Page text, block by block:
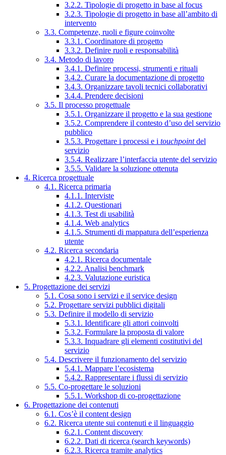
3.2.2. Tipologie di progetto in base al focus
3.2.3. Tipologie di progetto in base all’ambito di
intervento
3.3. Competenze, ruoli e figure coinvolte
3.3.1. Coordinatore di progetto
3.3.2. Definire ruoli e responsabilità
3.4. Metodo di lavoro
3.4.1. Definire processi, strumenti e rituali
3.4.2. Curare la documentazione di progetto
3.4.3. Organizzare tavoli tecnici collaborativi
3.4.4. Prendere decisioni
3.5. Il processo progettuale
3.5.1. Organizzare il progetto e la sua gestione
3.5.2. Comprendere il contesto d’uso del servizio
pubblico
3.5.3. Progettare i processi e i touchpointdel
servizio
3.5.4. Realizzare l’interfaccia utente del servizio
3.5.5. Validare la soluzione ottenuta
4. Ricerca progettuale
4.1. Ricerca primaria
4.1.1. Interviste
4.1.2. Questionari
4.1.3. Test di usabilità
4.1.4. Web analytics
4.1.5. Strumenti di mappatura dell’esperienza
utente
4.2. Ricerca secondaria
4.2.1. Ricerca documentale
4.2.2. Analisi benchmark
4.2.3. Valutazione euristica
5. Progettazione dei servizi
5.1. Cosa sono i servizi e il service design
5.2. Progettare servizi pubblici digitali
5.3. Definire il modello di servizio
5.3.1. Identificare gli attori coinvolti
5.3.2. Formulare la proposta di valore
5.3.3. Inquadrare gli elementi costitutivi del
servizio
5.4. Descrivere il funzionamento del servizio
5.4.1. Mappare l’ecosistema
5.4.2. Rappresentare i flussi di servizio
5.5. Co-progettare le soluzioni
5.5.1. Workshop di co-progettazione
6. Progettazione dei contenuti
6.1. Cos’è il content design
6.2. Ricerca utente sui contenuti e il linguaggio
6.2.1. Content discovery
6.2.2. Dati di ricerca (search keywords)
6.2.3. Ricerca tramite analytics